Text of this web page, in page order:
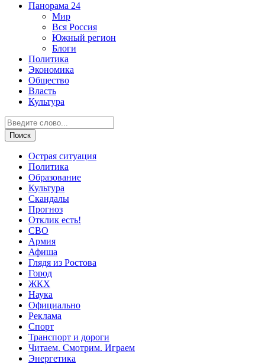
Панорама 24
Мир
Вся Россия
Южный регион
Блоги
Политика
Экономика
Общество
Власть
Культура
Острая ситуация
Политика
Образование
Культура
Скандалы
Прогноз
Отклик есть!
СВО
Армия
Афиша
Глядя из Ростова
Город
ЖКХ
Наука
Официально
Реклама
Спорт
Транспорт и дороги
Читаем. Смотрим. Играем
Энергетика